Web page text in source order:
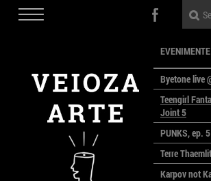
EVENIMENTE
Byetone live
Teengirl
Joint 5
PUNKS, ep.
Terre
Karpov not